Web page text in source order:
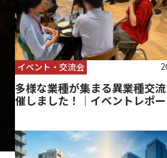
イベント・交流会
多様な業種が集まる異業種交
催しました！｜イベントレポ